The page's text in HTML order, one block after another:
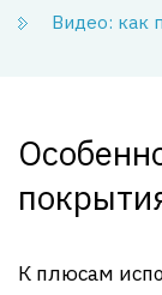
Видео: как
К плюсам